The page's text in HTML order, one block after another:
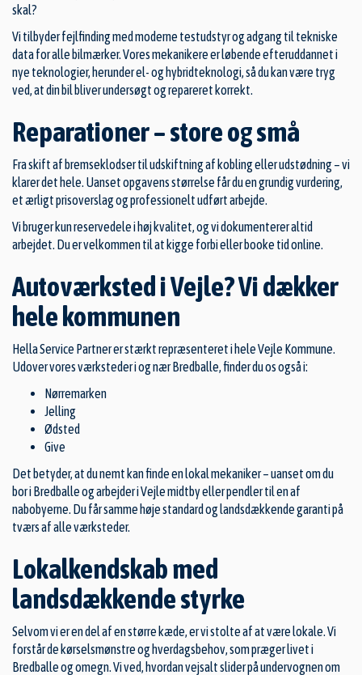
skal?
Vi tilbyder fejlfinding med moderne testudstyr og adgang til tekniske
data for alle bilmærker. Vores mekanikere er løbende efteruddannet i
nye teknologier, herunder el- og hybridteknologi, så du kan være tryg
ved, at din bil bliver undersøgt og repareret korrekt.
Reparationer – store og små
Fra skift af bremseklodser til udskiftning af kobling eller udstødning – vi
klarer det hele. Uanset opgavens størrelse får du en grundig vurdering,
et ærligt prisoverslag og professionelt udført arbejde.
Vi bruger kun reservedele i høj kvalitet, og vi dokumenterer altid
arbejdet. Du er velkommen til at kigge forbi eller booke tid online.
Autoværksted i Vejle? Vi dækker
hele kommunen
Hella Service Partner er stærkt repræsenteret i heleVejle Kommune.
Udover vores værksteder i og nær Bredballe, finder du os også i:
Nørremarken
Jelling
Ødsted
Give
Det betyder, at du nemt kan finde en lokal mekaniker – uanset om du
bor i Bredballe og arbejder i Vejle midtby eller pendler til en af
nabobyerne. Du får samme høje standard og landsdækkende garanti på
tværs af alle værksteder.
Lokalkendskab med
landsdækkende styrke
Selvom vi er en del af en større kæde, er vi stolte af at være lokale. Vi
forstår de kørselsmønstre og hverdagsbehov, som præger livet i
Bredballe og omegn. Vi ved, hvordan vejsalt slider på undervognen om